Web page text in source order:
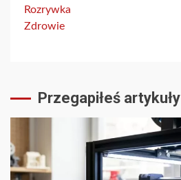
Rozrywka
Zdrowie
Przegapiłeś artykuły